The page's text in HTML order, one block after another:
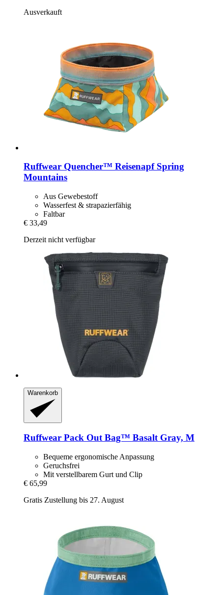
Ausverkauft
Ruffwear Quencher™ Reisenapf Spring
Mountains
Aus Gewebestoff
Wasserfest & strapazierfähig
Faltbar
€ 33,49
Derzeit nicht verfügbar
Warenkorb
Ruffwear Pack Out Bag™ Basalt Gray, M
Bequeme ergonomische Anpassung
Geruchsfrei
Mit verstellbarem Gurt und Clip
€ 65,99
Gratis Zustellung bis 27. August